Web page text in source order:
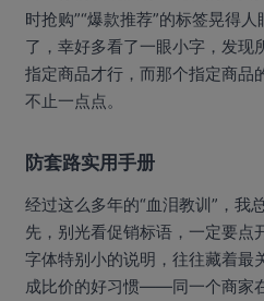
时抢购”“爆款推荐”的标签晃得
了，幸好多看了一眼小字，发现
指定商品才行，而那个指定商品
不止一点点。
防套路实用手册
经过这么多年的“血泪教训”，我
先，别光看促销标语，一定要点
字体特别小的说明，往往藏着最
成比价的好习惯——同一个商家